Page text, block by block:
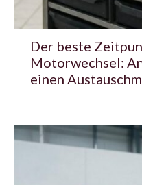
Der beste
Motorwechsel:
einen